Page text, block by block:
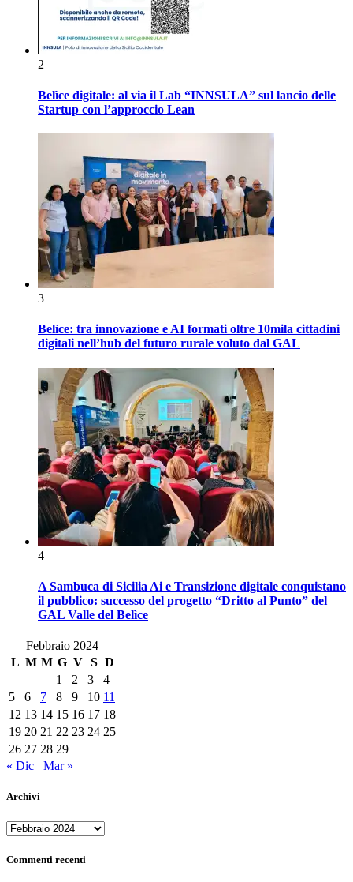
2
Belìce digitale: al via il Lab “INNSULA” sul lancio delle
Startup con l’approccio Lean
3
Belìce: tra innovazione e AI formati oltre 10mila cittadini
digitali nell’hub del futuro rurale voluto dal GAL
4
A Sambuca di Sicilia Ai e Transizione digitale conquistano
il pubblico: successo del progetto “Dritto al Punto” del
GAL Valle del Belìce
Febbraio 2024
L M M G V S D
1
2 3
4
5
6 7 8 9 10 11
12 13 14 15 16 17 18
19 20 21 22 23 24 25
26 27 28 29
« Dic
Mar »
Archivi
Archivi
Commenti recenti